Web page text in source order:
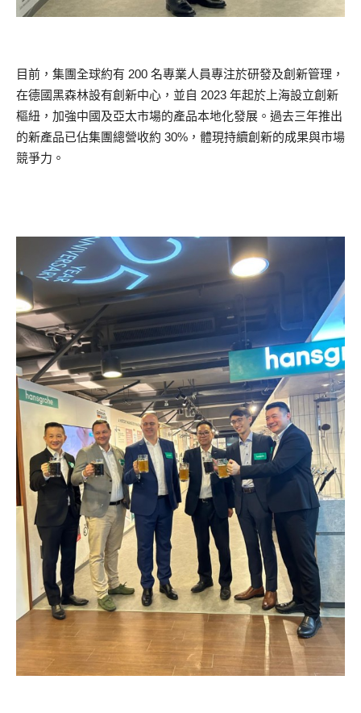
目前，集團全球約有 200 名專業人員專注於研發及創新管理，
在德國黑森林設有創新中心，並自 2023 年起於上海設立創新
樞紐，加強中國及亞太市場的產品本地化發展。過去三年推出
的新產品已佔集團總營收約 30%，體現持續創新的成果與市場
競爭力。